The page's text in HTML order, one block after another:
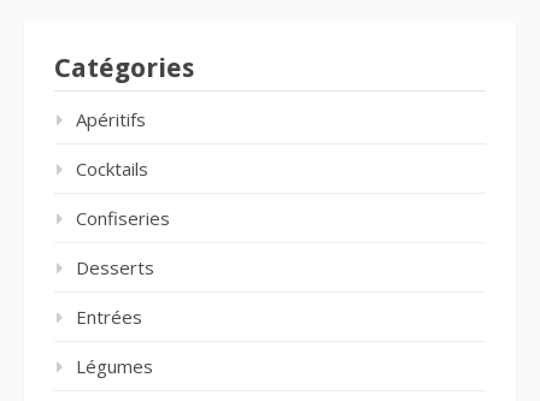
Catégories
Apéritifs
Cocktails
Confiseries
Desserts
Entrées
Légumes